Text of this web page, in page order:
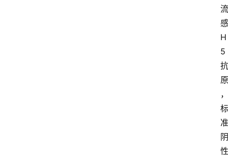
流
感
H
5
抗
原
，
标
准
阴
性